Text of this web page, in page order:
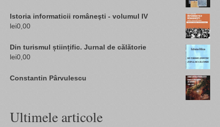
Istoria informaticii româneşti - volumul IV
lei0,00
Din turismul științific. Jurnal de călătorie
lei0,00
Constantin Pârvulescu
Ultimele articole